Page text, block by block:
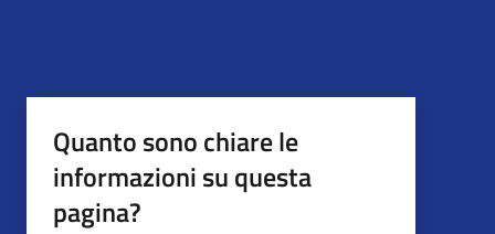
Quanto sono chiare le
informazioni su questa
pagina?